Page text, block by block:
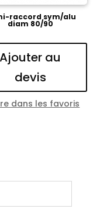
raccord sym/alu
diam 80/90
Ajouter au
devis
dans les favoris